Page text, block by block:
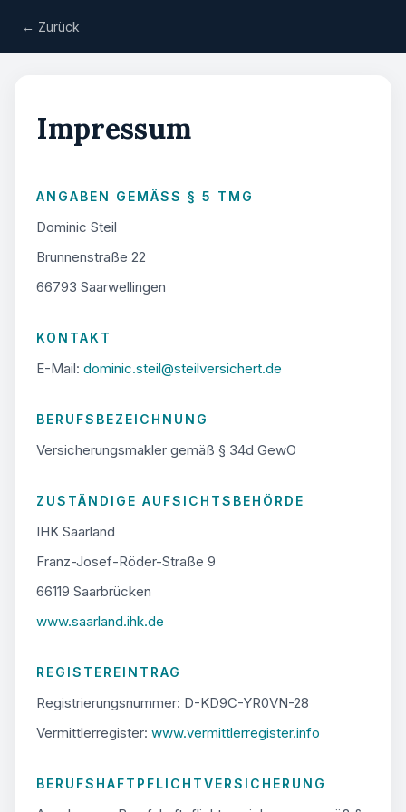
← Zurück
Impressum
ANGABEN GEMÄSS § 5 TMG
Dominic Steil
Brunnenstraße 22
66793 Saarwellingen
KONTAKT
E-Mail: dominic.steil@steilversichert.de
BERUFSBEZEICHNUNG
Versicherungsmakler gemäß § 34d GewO
ZUSTÄNDIGE AUFSICHTSBEHÖRDE
IHK Saarland
Franz-Josef-Röder-Straße 9
66119 Saarbrücken
www.saarland.ihk.de
REGISTEREINTRAG
Registrierungsnummer: D-KD9C-YR0VN-28
Vermittlerregister: www.vermittlerregister.info
BERUFSHAFTPFLICHTVERSICHERUNG